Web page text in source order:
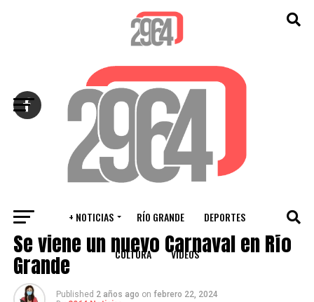
+ NOTICIAS RÍO GRANDE DEPORTES
CULTURA VIDEOS
CULTURA
Se viene un nuevo Carnaval en Río
Grande
Published 2 años ago on febrero 22, 2024
Salir de la versión móvil